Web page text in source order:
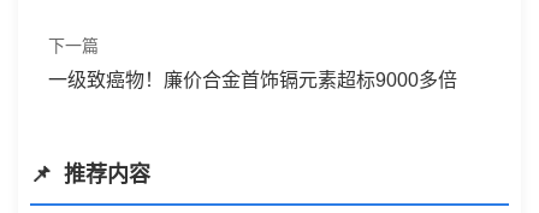
下一篇
一级致癌物！廉价合金首饰镉元素超标9000多倍
推荐内容